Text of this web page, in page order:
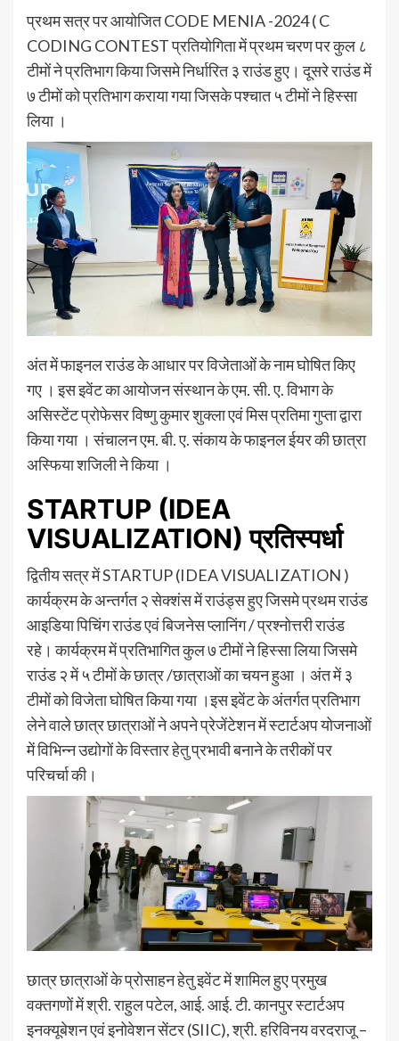
प्रथम सत्र पर आयोजित CODE MENIA -2024 ( C
CODING CONTEST प्रतियोगिता में प्रथम चरण पर कुल ८
टीमों ने प्रतिभाग किया जिसमे निर्धारित ३ राउंड हुए। दूसरे राउंड में
७ टीमों को प्रतिभाग कराया गया जिसके पश्चात ५ टीमों ने हिस्सा
लिया ।
अंत में फाइनल राउंड के आधार पर विजेताओं के नाम घोषित किए
गए । इस इवेंट का आयोजन संस्थान के एम. सी. ए. विभाग के
असिस्टेंट प्रोफेसर विष्णु कुमार शुक्ला एवं मिस प्रतिमा गुप्ता द्वारा
किया गया । संचालन एम. बी. ए. संकाय के फाइनल ईयर की छात्रा
अस्फिया शजिली ने किया ।
STARTUP (IDEA
VISUALIZATION) प्रतिस्पर्धा
द्वितीय सत्र में STARTUP (IDEA VISUALIZATION )
कार्यक्रम के अन्तर्गत २ सेक्शंस में राउंड्स हुए जिसमे प्रथम राउंड
आइडिया पिचिंग राउंड एवं बिजनेस प्लानिंग / प्रश्नोत्तरी राउंड
रहे। कार्यक्रम में प्रतिभागित कुल ७ टीमों ने हिस्सा लिया जिसमे
राउंड २ में ५ टीमों के छात्र /छात्राओं का चयन हुआ । अंत में ३
टीमों को विजेता घोषित किया गया ।इस इवेंट के अंतर्गत प्रतिभाग
लेने वाले छात्र छात्राओं ने अपने प्रेजेंटेशन में स्टार्टअप योजनाओं
में विभिन्न उद्योगों के विस्तार हेतु प्रभावी बनाने के तरीकों पर
परिचर्चा की।
छात्र छात्राओं के प्रोसाहन हेतु इवेंट में शामिल हुए प्रमुख
वक्तगणों में श्री. राहुल पटेल, आई. आई. टी. कानपुर स्टार्टअप
इनक्यूबेशन एवं इनोवेशन सेंटर (SIIC), श्री. हरिविनय वरदराजू –